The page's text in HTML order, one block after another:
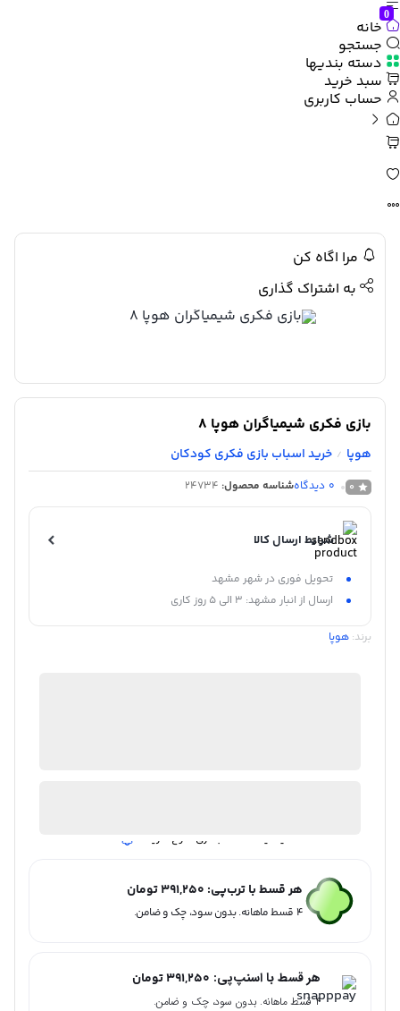
خانه
جستجو
دسته بندیها
سبد خرید
حساب کاربری
0
مرا اگاه کن
به اشتراک گذاری
بازی فکری شیمیاگران هوپا 8
هوپا / خرید اسباب بازی فکری کودکان
0
0 دیدگاهشناسه محصول: 24734
شرایط ارسال کالا
تحویل فوری در شهر مشهد
ارسال از انبار مشهد: 3 الی 5 روز کاری
برند: هوپا
آیا قیمت مناسب تری سراغ دارید؟
هر قسط با ترب‌پی: 391,250تومان
۴ قسط ماهانه. بدون سود، چک و ضامن.
هر قسط با اسنپ‌پی: 391,250تومان
۴ قسط ماهانه. بدون سود، چک و ضامن.